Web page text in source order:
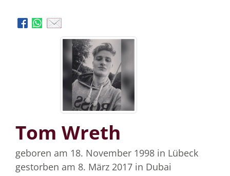
Tom Wreth
geboren am 18. November 1998 in Lübeck
gestorben am 8. März 2017 in Dubai